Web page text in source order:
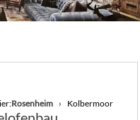
Rosenheim Kolbermoor